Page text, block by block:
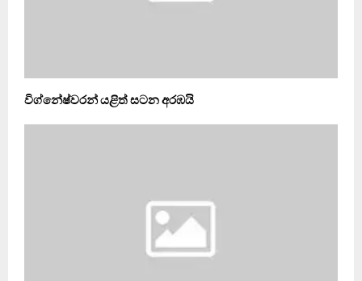
විග්නේෂ්වරන් යළිත් සටන අරඹයි